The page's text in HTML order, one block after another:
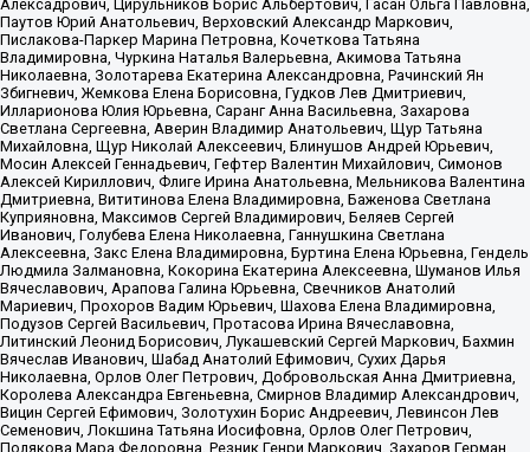
Алексадрович, Цирульников Борис Альбертович, Гасан Ольга Павловна,
Паутов Юрий Анатольевич, Верховский Александр Маркович,
Пислакова-Паркер Марина Петровна, Кочеткова Татьяна
Владимировна, Чуркина Наталья Валерьевна, Акимова Татьяна
Николаевна, Золотарева Екатерина Александровна, Рачинский Ян
Збигневич, Жемкова Елена Борисовна, Гудков Лев Дмитриевич,
Илларионова Юлия Юрьевна, Саранг Анна Васильевна, Захарова
Светлана Сергеевна, Аверин Владимир Анатольевич, Щур Татьяна
Михайловна, Щур Николай Алексеевич, Блинушов Андрей Юрьевич,
Мосин Алексей Геннадьевич, Гефтер Валентин Михайлович, Симонов
Алексей Кириллович, Флиге Ирина Анатольевна, Мельникова Валентина
Дмитриевна, Вититинова Елена Владимировна, Баженова Светлана
Куприяновна, Максимов Сергей Владимирович, Беляев Сергей
Иванович, Голубева Елена Николаевна, Ганнушкина Светлана
Алексеевна, Закс Елена Владимировна, Буртина Елена Юрьевна, Гендель
Людмила Залмановна, Кокорина Екатерина Алексеевна, Шуманов Илья
Вячеславович, Арапова Галина Юрьевна, Свечников Анатолий
Мариевич, Прохоров Вадим Юрьевич, Шахова Елена Владимировна,
Подузов Сергей Васильевич, Протасова Ирина Вячеславовна,
Литинский Леонид Борисович, Лукашевский Сергей Маркович, Бахмин
Вячеслав Иванович, Шабад Анатолий Ефимович, Сухих Дарья
Николаевна, Орлов Олег Петрович, Добровольская Анна Дмитриевна,
Королева Александра Евгеньевна, Смирнов Владимир Александрович,
Вицин Сергей Ефимович, Золотухин Борис Андреевич, Левинсон Лев
Семенович, Локшина Татьяна Иосифовна, Орлов Олег Петрович,
Полякова Мара Федоровна, Резник Генри Маркович, Захаров Герман